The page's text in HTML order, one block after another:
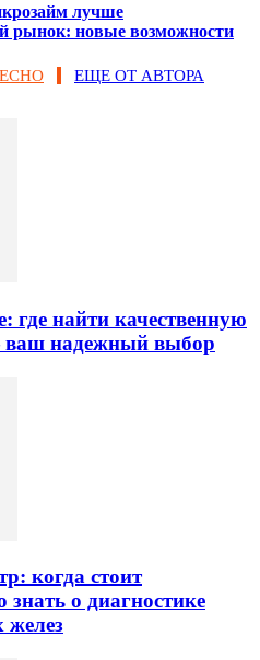
лучше
рынок: новые возможности
ЕЩЕ ОТ АВТОРА
где найти качественную
надежный выбор
когда стоит
знать о диагностике
желез